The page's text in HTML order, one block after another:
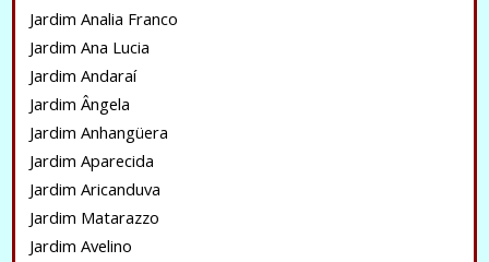
Jardim Analia Franco
Jardim Ana Lucia
Jardim Andaraí
Jardim Ângela
Jardim Anhangüera
Jardim Aparecida
Jardim Aricanduva
Jardim Matarazzo
Jardim Avelino